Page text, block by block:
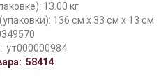
13.00 кг
136 см x 33 см x 13 см
ут000000984
58414